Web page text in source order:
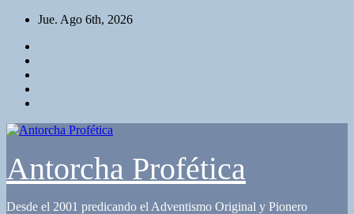
Saltar
contenido
Jue. Ago 6th, 2026
Antorcha Profética
Desde el 2001 predicando el Adventismo Original y Pionero